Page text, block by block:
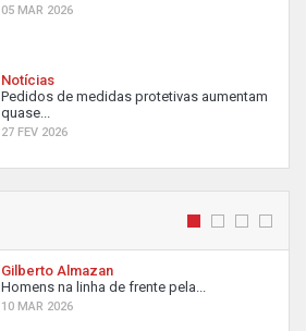
05 MAR 2026
Notícias
Pedidos de medidas protetivas aumentam
quase...
27 FEV 2026
Gilberto Almazan
Homens na linha de frente pela...
10 MAR 2026